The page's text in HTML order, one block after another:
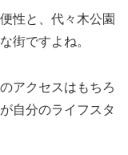
性と、代々木公園
街ですよね。
アクセスはもちろ
自分のライフスタ